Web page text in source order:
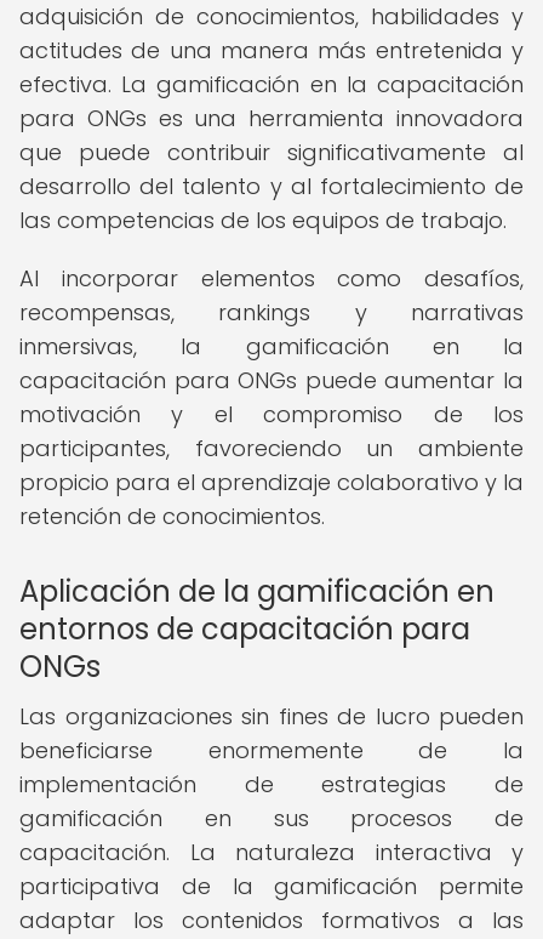
adquisición de conocimientos, habilidades y
actitudes de una manera más entretenida y
efectiva. La gamificación en la capacitación
para ONGs es una herramienta innovadora
que puede contribuir significativamente al
desarrollo del talento y al fortalecimiento de
las competencias de los equipos de trabajo.
Al incorporar elementos como desafíos,
recompensas, rankings y narrativas
inmersivas, la gamificación en la
capacitación para ONGs puede aumentar la
motivación y el compromiso de los
participantes, favoreciendo un ambiente
propicio para el aprendizaje colaborativo y la
retención de conocimientos.
Aplicación de la gamificación en
entornos de capacitación para
ONGs
Las organizaciones sin fines de lucro pueden
beneficiarse enormemente de la
implementación de estrategias de
gamificación en sus procesos de
capacitación. La naturaleza interactiva y
participativa de la gamificación permite
adaptar los contenidos formativos a las